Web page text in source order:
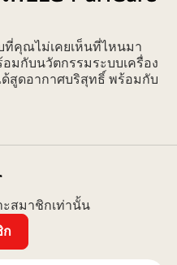
ที่คุณไม่เคยเห็นที่ไหนมา
มกับนวัตกรรมระบบเครื่อง
สูดอากาศบริสุทธิ์ พร้อมกับ
ะสมาชิกเท่านั้น
ก